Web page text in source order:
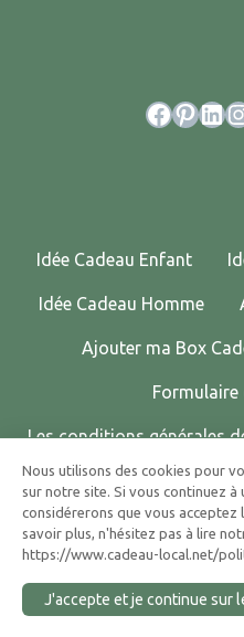
Facebook Pinterest LinkedIn
Idée Cadeau Enfant
Idée Cadeau Homme
Ajouter ma Box
Formulaire
Les conditions générales
Politique de
© 2025 CADEAU LOCAL
Nous utilisons des cookies pour
sur notre site. Si vous continuez à
considérerons que vous acceptez
savoir plus, n'hésitez pas à lire
https://www.cadeau-local.net/
J'accepte et je continue sur